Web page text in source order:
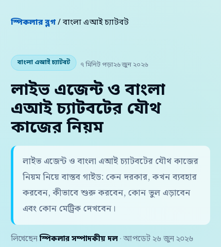
স্পিকলার ব্লগ/ বাংলা এআই চ্যাটবট
বাংলা এআই চ্যাটবট ৭ মিনিট পড়া২৬ জুন ২০২৬
লাইভ এজেন্ট ও বাংলা
এআই চ্যাটবটের যৌথ
কাজের নিয়ম
লাইভ এজেন্ট ও বাংলা এআই চ্যাটবটের যৌথ কাজের
নিয়ম নিয়ে বাস্তব গাইড: কেন দরকার, কখন ব্যবহার
করবেন, কীভাবে শুরু করবেন, কোন ভুল এড়াবেন
এবং কোন মেট্রিক দেখবেন।
লিখেছেন স্পিকলার সম্পাদকীয় দল · আপডেট ২৬ জুন ২০২৬